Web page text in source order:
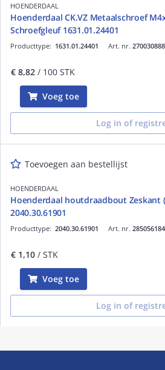
HOENDERDAAL
Hoenderdaal CK.VZ Metaalschroef
Schroefgleuf 1631.01.24401
Art. nr.
Producttype: 1631.01.24401
€ 8,82 / 100 STK
Voeg toe
Log in of
Toevoegen aan bestellijst
HOENDERDAAL
Hoenderdaal houtdraadbout Zeskant
2040.30.61901
Art. nr.
Producttype: 2040.30.61901
€ 1,10 / STK
Voeg toe
Log in of